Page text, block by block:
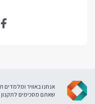
שאתם מסכימים ל